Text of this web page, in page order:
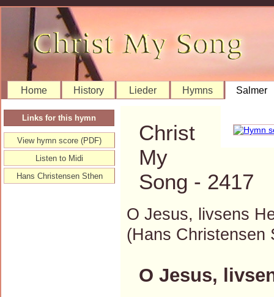
Home History Lieder Hymns Salmer
Christ
My
Song - 2417
O Jesus, livsens
(Hans Christensen
O Jesus,
Links for this hymn
View hymn score (PDF)
Listen to Midi
Hans Christensen Sthen